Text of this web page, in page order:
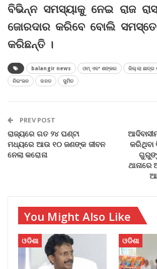
ବିଭିନ୍ନ ସମସ୍ୟାକୁ ନେଇ ରାଜ
ଜୋରଦାର କରିବେ ବୋଲି
କରିଛନ୍ତି ।
balangir news ଓମ୍‌ ଏବଂ ଶଙ୍କର
ଜିଲ୍ଲା
ନିରଂଜନ
ସନତ ସୁମିତ
PREV POST
ରାଜ୍ୟରେ ଗତ ୨୪ ଘଣ୍ଟା
ମଧ୍ୟରେ ଆଉ ୧୦ ଜଣଙ୍କ ଜୀବନ
ନେଲା କରୋନା
କରିଥିବା
You Might Also Like
ଓଡିଶା ଓଡିଶା